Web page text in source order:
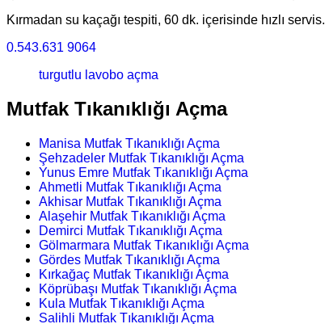
Kırmadan su kaçağı tespiti, 60 dk. içerisinde hızlı servis.
0.543.631 9064
turgutlu lavobo açma
Mutfak Tıkanıklığı Açma
Manisa Mutfak Tıkanıklığı Açma
Şehzadeler Mutfak Tıkanıklığı Açma
Yunus Emre Mutfak Tıkanıklığı Açma
Ahmetli Mutfak Tıkanıklığı Açma
Akhisar Mutfak Tıkanıklığı Açma
Alaşehir Mutfak Tıkanıklığı Açma
Demirci Mutfak Tıkanıklığı Açma
Gölmarmara Mutfak Tıkanıklığı Açma
Gördes Mutfak Tıkanıklığı Açma
Kırkağaç Mutfak Tıkanıklığı Açma
Köprübaşı Mutfak Tıkanıklığı Açma
Kula Mutfak Tıkanıklığı Açma
Salihli Mutfak Tıkanıklığı Açma